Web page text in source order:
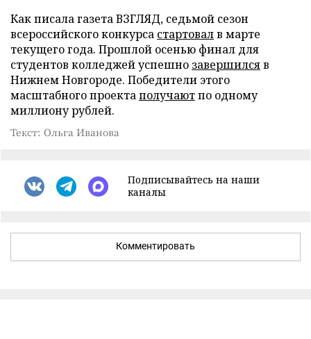
Как писала газета ВЗГЛЯД, седьмой сезон
всероссийского конкурса стартовалв марте
текущего года. Прошлой осенью финал для
студентов колледжей успешно завершилсяв
Нижнем Новгороде. Победители этого
масштабного проектаполучаютпо одному
миллиону рублей.
Текст: Ольга Иванова
Подписывайтесь на наши
каналы
Комментировать